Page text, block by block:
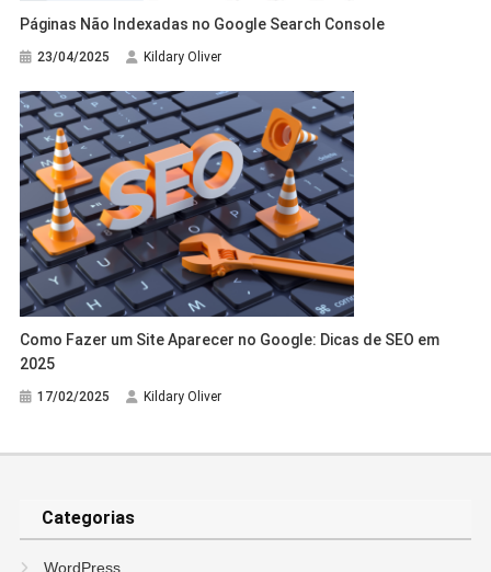
Páginas Não Indexadas no Google Search Console
23/04/2025 Kildary Oliver
Como Fazer um Site Aparecer no Google: Dicas de SEO em
2025
17/02/2025 Kildary Oliver
Categorias
WordPress